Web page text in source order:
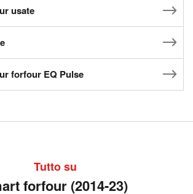
usate
forfour EQ Pulse
Tutto su
forfour (2014-23)